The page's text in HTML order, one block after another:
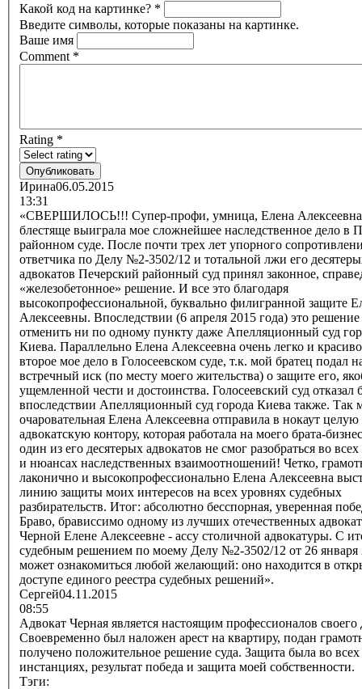
Какой код на картинке? *
Введите символы, которые показаны на картинке.
Ваше имя
Comment *
Rating *
Ирина06.05.2015
13:31
«СВЕРШИЛОСЬ!!! Супер-профи, умница, Елена Алексеевна
блестяще выиграла мое сложнейшее наследственное дело в
районном суде. После почти трех лет упорного
ответчика по Делу №2-3502/12 и тотальной лжи его
адвокатов Печерский районный суд принял законное,
«железобетонное» решение. И все это благодаря
высокопрофессиональной, буквально филигранной защите
Алексеевны. Впоследствии (6 апреля 2015 года) это
отменить ни по одному пункту даже Апелляционный суд
Киева. Параллельно Елена Алексеевна очень легко и
второе мое дело в Голосеевском суде, т.к. мой братец подал
встречный иск (по месту моего жительства) о защите его,
ущемленной чести и достоинства. Голосеевский суд отказал
впоследствии Апелляционный суд города Киева также. Так
очаровательная Елена Алексеевна отправила в нокаут целую
адвокатскую контору, которая работала на моего брата-
один из его десятерых адвокатов не смог разобраться во всех
и нюансах наследственных взаимоотношений! Четко,
лаконично и высокопрофессионально Елена Алексеевна
линию защиты моих интересов на всех уровнях судебных
разбирательств. Итог: абсолютно бесспорная, уверенная
Браво, брависсимо одному из лучших отечественных адвокатов,
Черной Елене Алексеевне - ассу столичной адвокатуры. С
судебным решением по моему Делу №2-3502/12 от 26 января
может ознакомиться любой желающий: оно находится в
доступе единого реестра судебных решений».
Сергей04.11.2015
08:55
Адвокат Черная является настоящим профессионалов своего
Своевременно был наложен арест на квартиру, подан
получено положительное решение суда. Защита была во всех
инстанциях, результат победа и защита моей собственности.
Тэги: